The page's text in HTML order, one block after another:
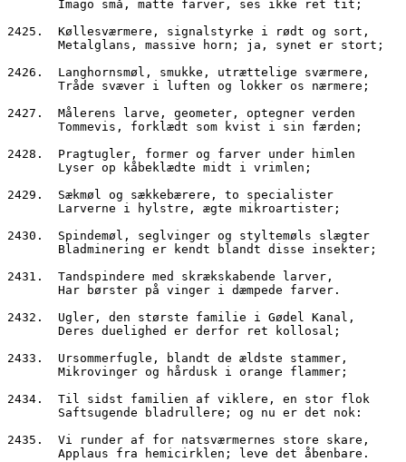
       Imago små, matte farver, ses ikke ret tit;
2425.  Køllesværmere, signalstyrke i rødt og sort,
       Metalglans, massive horn; ja, synet er stort;
2426.  Langhornsmøl, smukke, utrættelige sværmere,
       Tråde svæver i luften og lokker os nærmere;
2427.  Målerens larve, geometer, optegner verden
       Tommevis, forklædt som kvist i sin færden;
2428.  Pragtugler, former og farver under himlen
       Lyser op kåbeklædte midt i vrimlen;
2429.  Sækmøl og sækkebærere, to specialister
       Larverne i hylstre, ægte mikroartister;
2430.  Spindemøl, seglvinger og styltemøls slægter
       Bladminering er kendt blandt disse insekter;
2431.  Tandspindere med skrækskabende larver,
       Har børster på vinger i dæmpede farver.
2432.  Ugler, den største familie i Gødel Kanal,
       Deres duelighed er derfor ret kollosal;
2433.  Ursommerfugle, blandt de ældste stammer,
       Mikrovinger og hårdusk i orange flammer;
2434.  Til sidst familien af viklere, en stor flok
       Saftsugende bladrullere; og nu er det nok:
2435.  Vi runder af for natsværmernes store skare,
       Applaus fra hemicirklen; leve det åbenbare.